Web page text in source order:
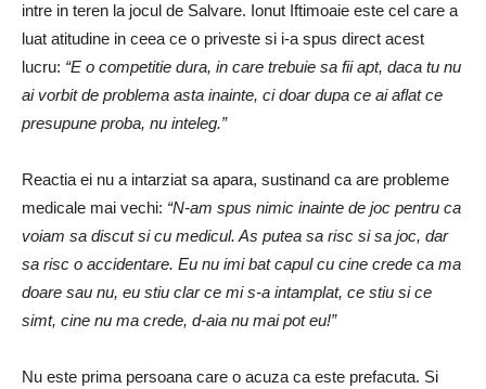
intre in teren la jocul de Salvare. Ionut Iftimoaie este cel care a
luat atitudine in ceea ce o priveste si i-a spus direct acest
lucru: “E o competitie dura, in care trebuie sa fii apt, daca tu nu
ai vorbit de problema asta inainte, ci doar dupa ce ai aflat ce
presupune proba, nu inteleg.”
Reactia ei nu a intarziat sa apara, sustinand ca are probleme
medicale mai vechi: “N-am spus nimic inainte de joc pentru ca
voiam sa discut si cu medicul. As putea sa risc si sa joc, dar
sa risc o accidentare. Eu nu imi bat capul cu cine crede ca ma
doare sau nu, eu stiu clar ce mi s-a intamplat, ce stiu si ce
simt, cine nu ma crede, d-aia nu mai pot eu!”
Nu este prima persoana care o acuza ca este prefacuta. Si